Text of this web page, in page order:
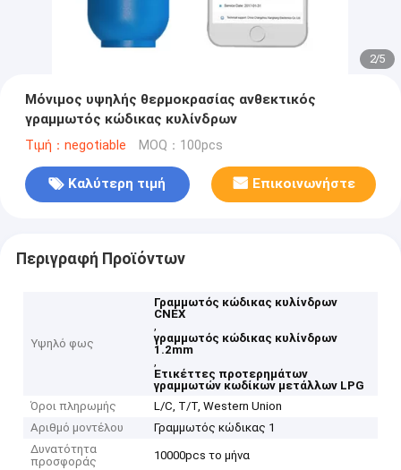
2/5
Μόνιμος υψηλής θερμοκρασίας ανθεκτικός
γραμμωτός κώδικας κυλίνδρων
Τιμή：negotiable MOQ：100pcs
Καλύτερη τιμή Επικοινωνήστε
Περιγραφή Προϊόντων
Υψηλό φως
Γραμμωτός κώδικας κυλίνδρων
CNEX
,
γραμμωτός κώδικας κυλίνδρων
1.2mm
,
Ετικέττες προτερημάτων
γραμμωτών κωδίκων μετάλλων LPG
Όροι πληρωμής
L/C, T/T, Western Union
Αριθμό μοντέλου
Γραμμωτός κώδικας 1
Δυνατότητα
προσφοράς
10000pcs το μήνα